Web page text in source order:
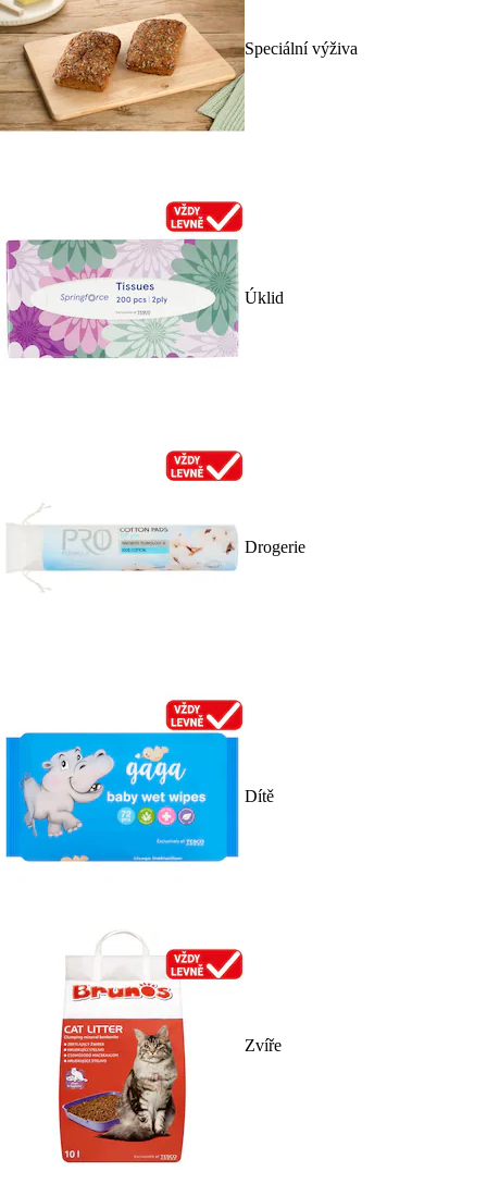
Speciální výživa
Úklid
Drogerie
Dítě
Zvíře